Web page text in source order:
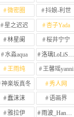
微密圈 抖娘-利世
星之迟迟 杏子Yada
林星阑 桜井宁宁
水淼aqua 洛璃LoLiSAMA
王雨纯 王馨瑶yanni
神楽坂真冬 秀人网
蠢沫沫 语画界
雅拉伊 雨波_HaneAme